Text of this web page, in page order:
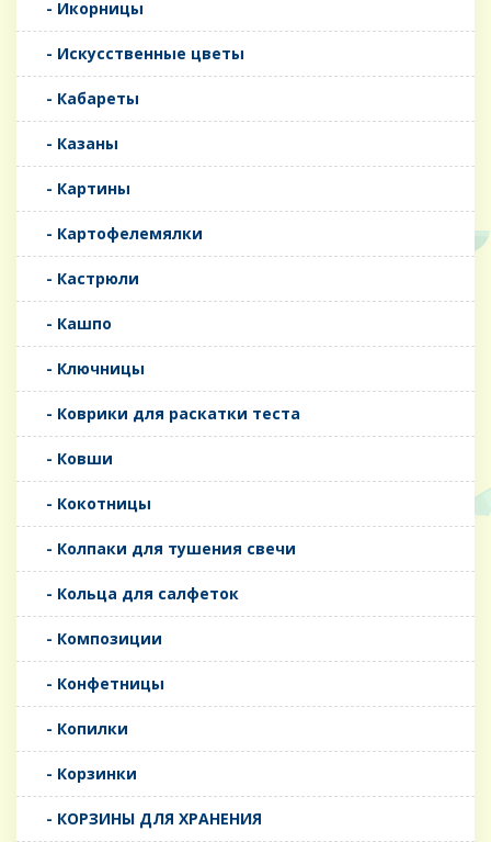
- Икорницы
- Искусственные цветы
- Кабареты
- Казаны
- Картины
- Картофелемялки
- Кастрюли
- Кашпо
- Ключницы
- Коврики для раскатки теста
- Ковши
- Кокотницы
- Колпаки для тушения свечи
- Кольца для салфеток
- Композиции
- Конфетницы
- Копилки
- Корзинки
- КОРЗИНЫ ДЛЯ ХРАНЕНИЯ